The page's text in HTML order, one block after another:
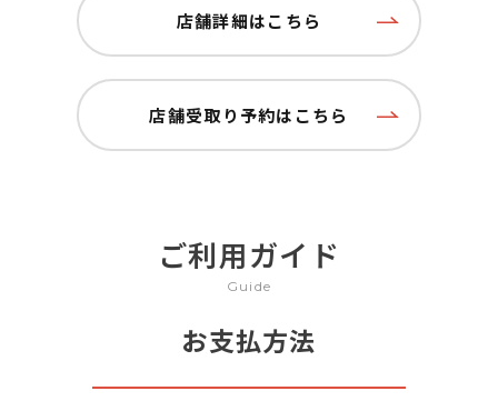
店舗詳細はこちら
店舗受取り予約はこちら
ご利用ガイド
Guide
お支払方法